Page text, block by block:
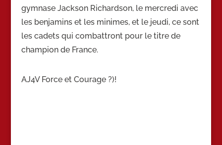
gymnase Jackson Richardson, le mercredi avec
les benjamins et les minimes, et le jeudi, ce sont
les cadets qui combattront pour le titre de
champion de France.
AJ4V Force et Courage ?)!